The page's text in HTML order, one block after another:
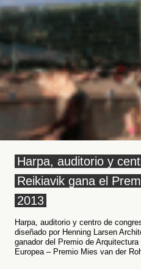
Harpa, auditorio y
Reikiavik gana el
2013
Harpa, auditorio y centro de
diseñado por Henning Larsen
ganador del Premio de
Europea – Premio Mies van der